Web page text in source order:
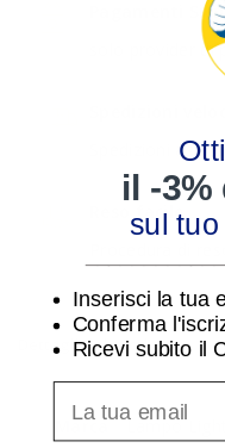
Pagamenti
solo provider di
Spedizioni
Reso facile
Dettagli del prodotto
Marca
Lampo
il -3%
sul
Inserisci la tua
Conferma
Ricevi subito il